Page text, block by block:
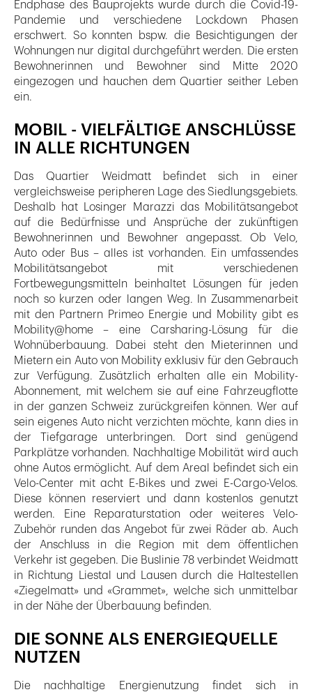
Endphase des Bauprojekts wurde durch die Covid-19-
Pandemie und verschiedene Lockdown Phasen
erschwert. So konnten bspw. die Besichtigungen der
Wohnungen nur digital durchgeführt werden. Die ersten
Bewohnerinnen und Bewohner sind Mitte 2020
eingezogen und hauchen dem Quartier seither Leben
ein.
MOBIL - VIELFÄLTIGE ANSCHLÜSSE
IN ALLE RICHTUNGEN
Das Quartier Weidmatt befindet sich in einer
vergleichsweise peripheren Lage des Siedlungsgebiets.
Deshalb hat Losinger Marazzi das Mobilitätsangebot
auf die Bedürfnisse und Ansprüche der zukünftigen
Bewohnerinnen und Bewohner angepasst. Ob Velo,
Auto oder Bus – alles ist vorhanden. Ein umfassendes
Mobilitätsangebot mit verschiedenen
Fortbewegungsmitteln beinhaltet Lösungen für jeden
noch so kurzen oder langen Weg. In Zusammenarbeit
mit den Partnern Primeo Energie und Mobility gibt es
Mobility@home – eine Carsharing-Lösung für die
Wohnüberbauung. Dabei steht den Mieterinnen und
Mietern ein Auto von Mobility exklusiv für den Gebrauch
zur Verfügung. Zusätzlich erhalten alle ein Mobility-
Abonnement, mit welchem sie auf eine Fahrzeugflotte
in der ganzen Schweiz zurückgreifen können. Wer auf
sein eigenes Auto nicht verzichten möchte, kann dies in
der Tiefgarage unterbringen. Dort sind genügend
Parkplätze vorhanden. Nachhaltige Mobilität wird auch
ohne Autos ermöglicht. Auf dem Areal befindet sich ein
Velo-Center mit acht E-Bikes und zwei E-Cargo-Velos.
Diese können reserviert und dann kostenlos genutzt
werden. Eine Reparaturstation oder weiteres Velo-
Zubehör runden das Angebot für zwei Räder ab. Auch
der Anschluss in die Region mit dem öffentlichen
Verkehr ist gegeben. Die Buslinie 78 verbindet Weidmatt
in Richtung Liestal und Lausen durch die Haltestellen
«Ziegelmatt» und «Grammet», welche sich unmittelbar
in der Nähe der Überbauung befinden.
DIE SONNE ALS ENERGIEQUELLE
NUTZEN
Die nachhaltige Energienutzung findet sich in